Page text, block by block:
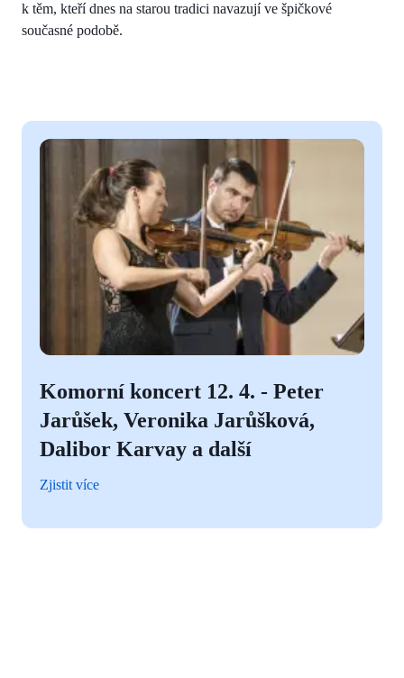
k těm, kteří dnes na starou tradici navazují ve špičkové
současné podobě.
Komorní koncert 12. 4. - Peter
Jarůšek, Veronika Jarůšková,
Dalibor Karvay a další
Zjistit více